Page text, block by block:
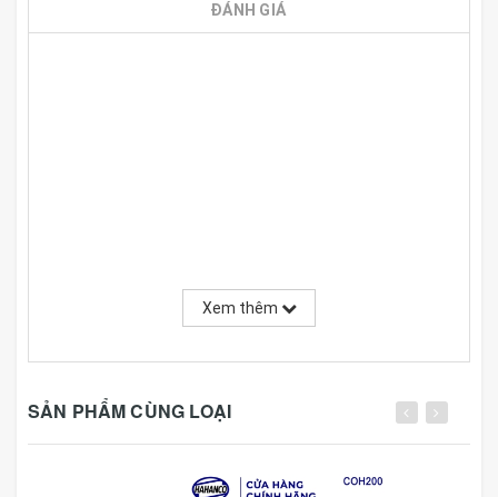
ĐÁNH GIÁ
Xem thêm
SẢN PHẨM CÙNG LOẠI